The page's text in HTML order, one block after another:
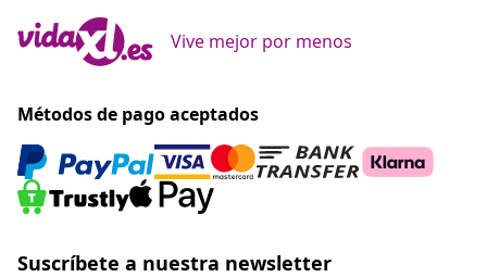
Vive mejor por menos
Métodos de pago aceptados
Suscríbete a nuestra newsletter